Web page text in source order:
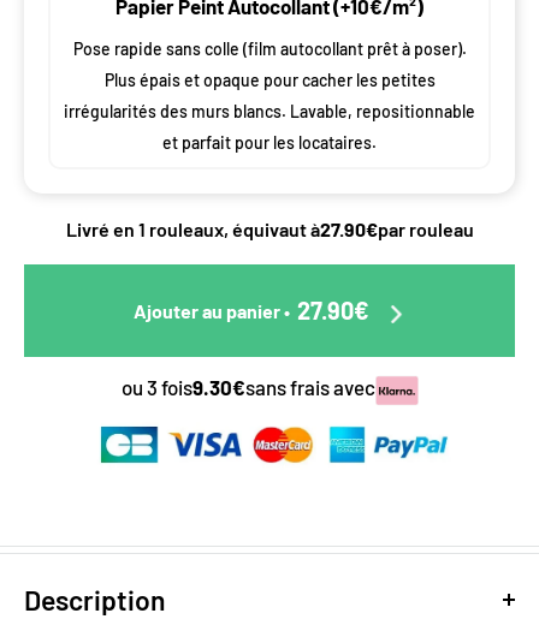
Papier Peint Autocollant (+10€/m²)
Pose rapide sans colle (film autocollant prêt à poser).
Plus épais et opaque pour cacher les petites
irrégularités des murs blancs. Lavable, repositionnable
et parfait pour les locataires.
Livré en 1 rouleaux, équivaut à27.90€par rouleau
Ajouter au panier• 27.90€
ou 3 fois9.30€sans frais avec
Description